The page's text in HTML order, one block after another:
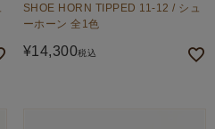
SHOE HORN TIPPED 11-12 / シュ
ーホーン 全1色
¥14,300税込